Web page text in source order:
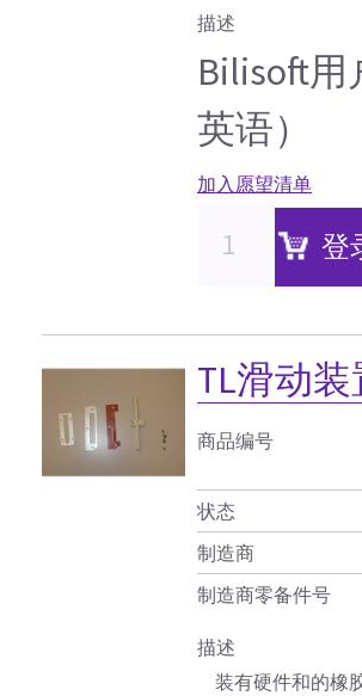
描述
Bilisoft
英语）
加入愿望清单
登
TL滑动
商品编号
状态
制造商
制造商零备件号
描述
装有硬件和的橡